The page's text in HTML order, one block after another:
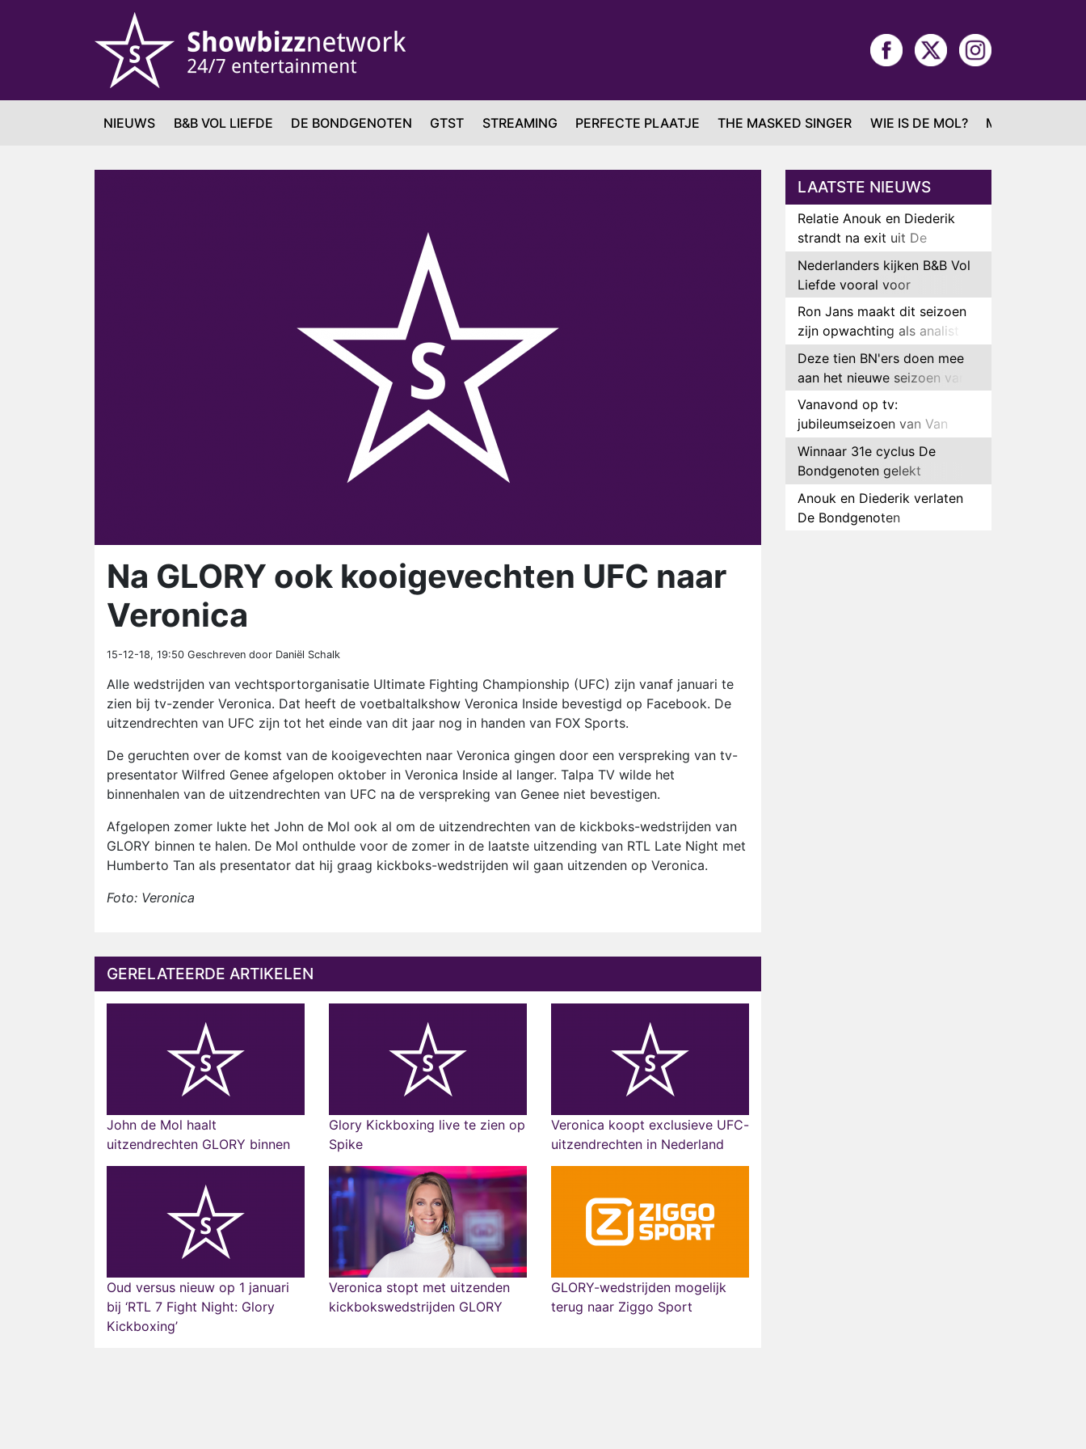
NIEUWS B&B VOL LIEFDE DE BONDGENOTEN GTST STREAMING PERFECTE PLAATJE THE MASKED SINGER WIE IS DE MOL? MAFS
Na GLORY ook kooigevechten UFC naar
Veronica
15-12-18, 19:50 Geschreven door Daniël Schalk
Alle wedstrijden van vechtsportorganisatie Ultimate Fighting Championship (UFC) zijn vanaf januari te
zien bij tv-zender Veronica. Dat heeft de voetbaltalkshow Veronica Inside bevestigd op Facebook. De
uitzendrechten van UFC zijn tot het einde van dit jaar nog in handen van FOX Sports.
De geruchten over de komst van de kooigevechten naar Veronica gingen door een verspreking van tv-
presentator Wilfred Genee afgelopen oktober in Veronica Inside al langer. Talpa TV wilde het
binnenhalen van de uitzendrechten van UFC na de verspreking van Genee niet bevestigen.
Afgelopen zomer lukte het John de Mol ook al om de uitzendrechten van de kickboks-wedstrijden van
GLORY binnen te halen. De Mol onthulde voor de zomer in de laatste uitzending van RTL Late Night met
Humberto Tan als presentator dat hij graag kickboks-wedstrijden wil gaan uitzenden op Veronica.
Foto: Veronica
GERELATEERDE ARTIKELEN
John de Mol haalt
uitzendrechten GLORY binnen
Glory Kickboxing live te zien op
Spike
Veronica koopt exclusieve UFC-
uitzendrechten in Nederland
Oud versus nieuw op 1 januari
bij ‘RTL 7 Fight Night: Glory
Kickboxing’
Veronica stopt met uitzenden
kickbokswedstrijden GLORY
GLORY-wedstrijden mogelijk
terug naar Ziggo Sport
LAATSTE NIEUWS
Relatie Anouk en Diederik
strandt na exit uit De
Bondgenoten
Nederlanders kijken B&B Vol
Liefde vooral voor
ongemakkelijke momenten
Ron Jans maakt dit seizoen
zijn opwachting als analist
Deze tien BN'ers doen mee
aan het nieuwe seizoen van
Bestemming X
Vanavond op tv:
jubileumseizoen van Van
Onschatbare Waarde gaat
van start
Winnaar 31e cyclus De
Bondgenoten gelekt
Anouk en Diederik verlaten
De Bondgenoten